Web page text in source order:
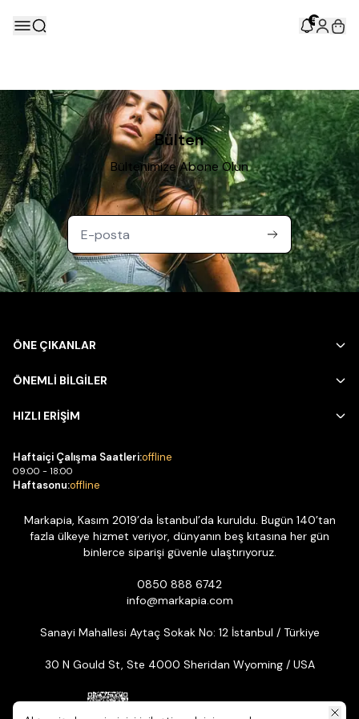
5
Bülten
Bültenimize Abone Olun
ÖNE ÇIKANLAR
ÖNEMLİ BİLGİLER
HIZLI ERİŞİM
Haftaiçi Çalışma Saatleri:offline
09:00 - 18:00
Haftasonu:offline
Markapia, Kasım 2019’da İstanbul’da kuruldu. Bugün 140’tan
fazla ülkeye hizmet veriyor, dünyanın beş kıtasına her gün
binlerce siparişi güvenle ulaştırıyoruz.
0850 888 6742
info@markapia.com
Sanayi Mahallesi Aytaç Sokak No: 12 İstanbul / Türkiye
30 N Gould St, Ste 4000 Sheridan Wyoming / USA